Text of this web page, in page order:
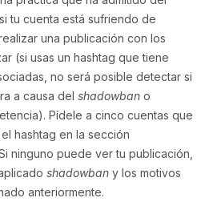
tu cuenta está sufriendo de
una publicación con los
(si usas un hashtag que tiene
no será posible detectar si
a causa del shadowban o
Pídele a cinco cuentas que
hashtag en la sección
ninguno puede ver tu publicación,
shadowban y los motivos
anteriormente.